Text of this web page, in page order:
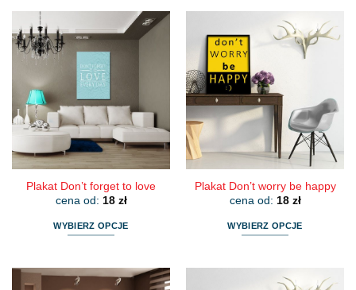
wiele
wariantów.
Opcje
można
wybrać
na
stronie
produktu
wiele
wariantów.
Opcje
można
wybrać
na
stronie
produktu
Plakat Don’t forget to love
cena od: 18 zł
WYBIERZ OPCJE
ma
Plakat Don’t worry be happy
cena od: 18 zł
WYBIERZ OPCJE